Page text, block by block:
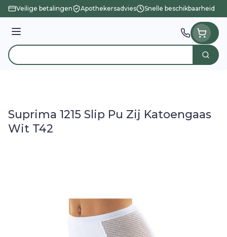
Ga naar de inhoud
Veilige betalingen Apothekersadvies Snelle beschikbaarheid
Menu
Product, merk, categorie... Zoek
Suprima 1215 Slip Pu Zij Katoengaas
Wit T42